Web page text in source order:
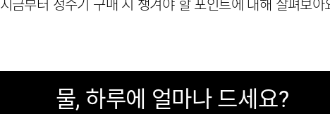
지금부터 정수기 구매 시 챙겨야 할 포인트에 대해 살펴보
물, 하루에 얼마나 드세요?